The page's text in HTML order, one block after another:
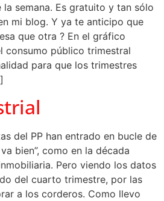
semana. Es gratuito y tan sólo
mi blog. Y ya te anticipo que
que otra ? En el gráfico
consumo público trimestral
para que los trimestres
del PP han entrado en bucle de
bien”, como en la década
Pero viendo los datos
del cuarto trimestre, por las
a los corderos. Como llevo